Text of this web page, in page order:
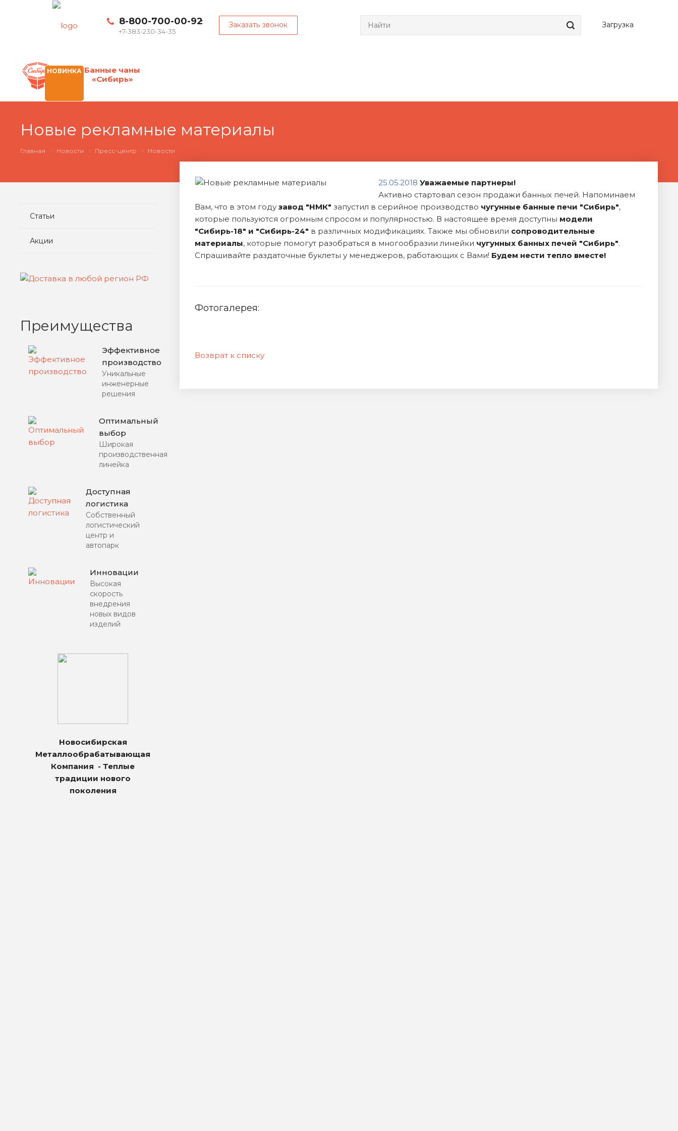
8-800-700-00-92
+7-383-230-34-35
Заказать звонок Загрузка
НОВИНКА Банные чаны
«Сибирь»
Новые рекламные материалы
Главная Новости Пресс-центр Новости
25.05.2018 Уважаемые партнеры!
Активно стартовал сезон продажи банных печей. Напоминаем
Вам, что в этом году завод "НМК" запустил в серийное производство чугунные банные печи "Сибирь",
которые пользуются огромным спросом и популярностью. В настоящее время доступны модели
"Сибирь-18" и "Сибирь-24" в различных модификациях. Также мы обновили сопроводительные
материалы, которые помогут разобраться в многообразии линейки чугунных банных печей "Сибирь".
Спрашивайте раздаточные буклеты у менеджеров, работающих с Вами! Будем нести тепло вместе!
Фотогалерея:
Возврат к списку
Статьи
Акции
Преимущества
Эффективное
производство
Уникальные
инженерные
решения
Оптимальный
выбор
Широкая
производственная
линейка
Доступная
логистика
Собственный
логистический
центр и
автопарк
Инновации
Высокая
скорость
внедрения
новых видов
изделий
Новосибирская
Металлообрабатывающая
Компания - Теплые
традиции нового
поколения